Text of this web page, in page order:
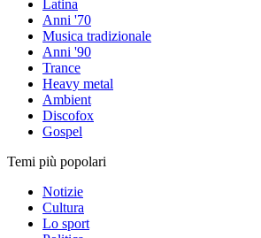
Latina
Anni '70
Musica tradizionale
Anni '90
Trance
Heavy metal
Ambient
Discofox
Gospel
Temi più popolari
Notizie
Cultura
Lo sport